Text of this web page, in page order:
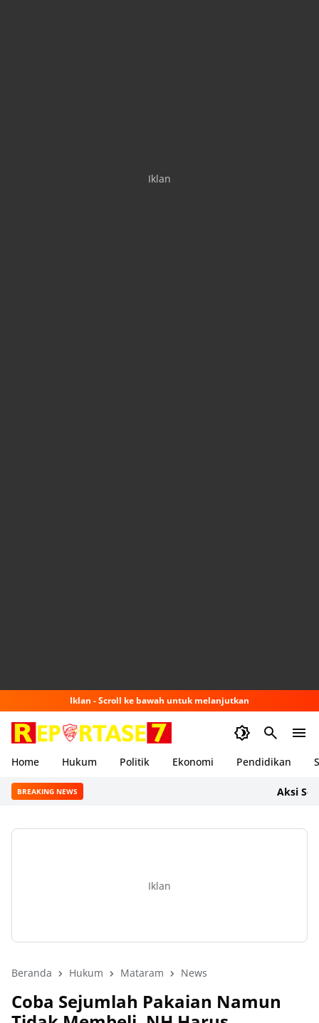
Iklan
Iklan - Scroll ke bawah untuk melanjutkan
Home Hukum Politik Ekonomi Pendidikan
BREAKING NEWS Aksi Sehat
Iklan
Beranda Hukum Mataram News
Coba Sejumlah Pakaian Namun